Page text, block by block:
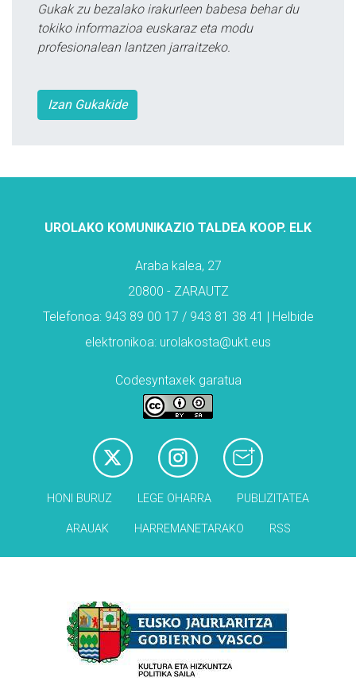
Gukak zu bezalako irakurleen babesa behar du
tokiko informazioa euskaraz eta modu
profesionalean lantzen jarraitzeko.
Izan Gukakide
UROLAKO KOMUNIKAZIO TALDEA KOOP. ELK
Araba kalea, 27
20800 - ZARAUTZ
Telefonoa: 943 89 00 17 / 943 81 38 41 | Helbide
elektronikoa: urolakosta@ukt.eus
Codesyntaxek garatua
HONI BURUZ LEGE OHARRA PUBLIZITATEA
ARAUAK HARREMANETARAKO RSS